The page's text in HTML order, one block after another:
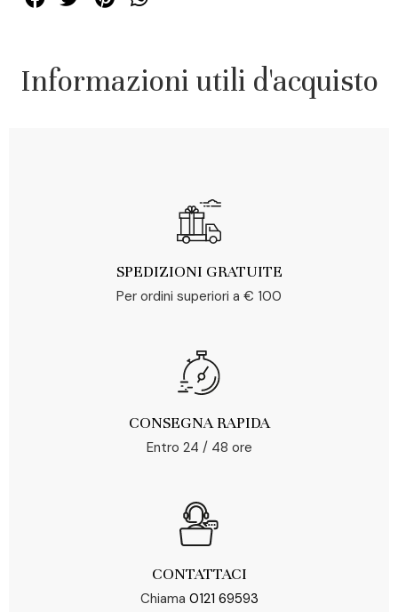
Informazioni utili d'acquisto
SPEDIZIONI GRATUITE
Per ordini superiori a € 100
CONSEGNA RAPIDA
Entro 24 / 48 ore
CONTATTACI
Chiama 0121 69593